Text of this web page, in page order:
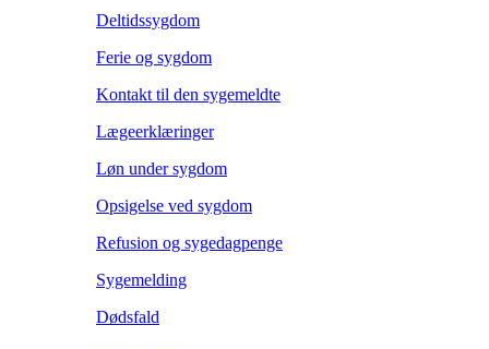
Deltidssygdom
Ferie og sygdom
Kontakt til den sygemeldte
Lægeerklæringer
Løn under sygdom
Opsigelse ved sygdom
Refusion og sygedagpenge
Sygemelding
Dødsfald